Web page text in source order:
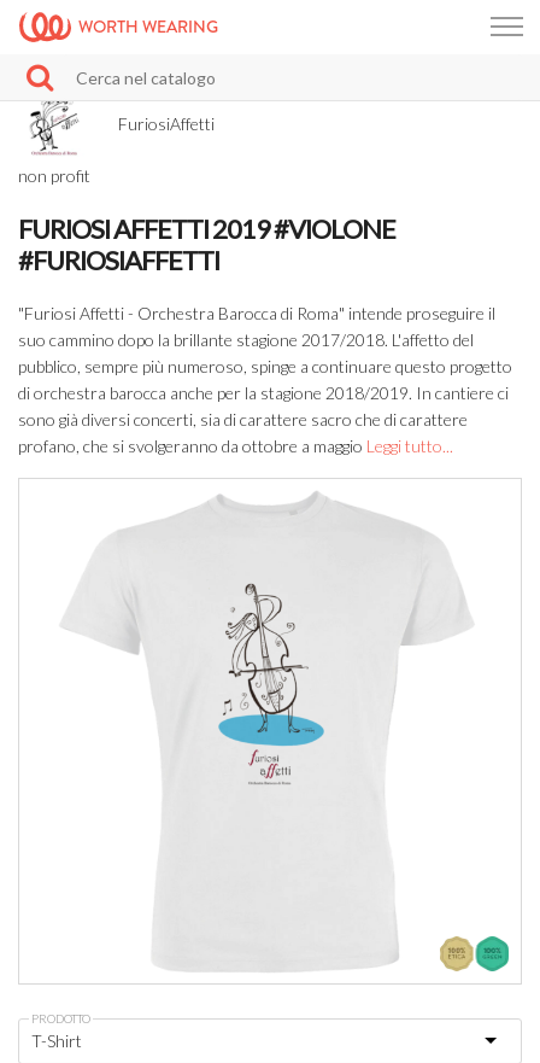
WORTH WEARING
FuriosiAffetti
non profit
FURIOSI AFFETTI 2019 #VIOLONE
#FURIOSIAFFETTI
"Furiosi Affetti - Orchestra Barocca di Roma" intende proseguire il
suo cammino dopo la brillante stagione 2017/2018. L'affetto del
pubblico, sempre più numeroso, spinge a continuare questo progetto
di orchestra barocca anche per la stagione 2018/2019. In cantiere ci
sono già diversi concerti, sia di carattere sacro che di carattere
profano, che si svolgeranno da ottobre a maggio Leggi tutto...
PRODOTTO